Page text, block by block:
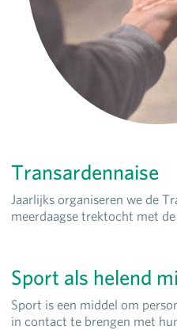
Transardennaise
Jaarlijks organiseren we de
meerdaagse trektocht met
Sport als helend
Sport is een middel om
in contact te brengen met